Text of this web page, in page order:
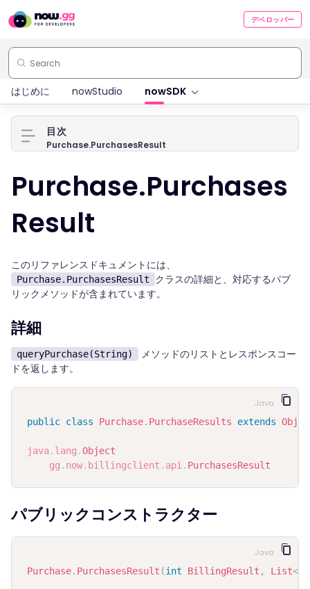
デベロッパー
はじめに nowStudio nowSDK
Purchase.Purchases
Result
このリファレンスドキュメントには、
Purchase.PurchasesResult
クラスの詳細と、対応するパブ
リックメソッドが含まれています。
詳細
queryPurchase(String)
メソッドのリストとレスポンスコー
ドを返します。
public class Purchase. PurchaseResults extends
java. lang .Object
gg . now. billingclient . api . PurchasesResult
Java
パブリックコンストラクター
Purchase. PurchasesResult (int BillingResult , List<
Java
目次
Purchase.PurchasesResult